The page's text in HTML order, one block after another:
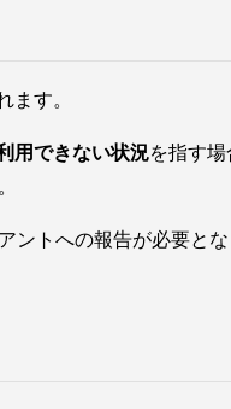
ます。
用できない状況を指す
トへの報告が必要と